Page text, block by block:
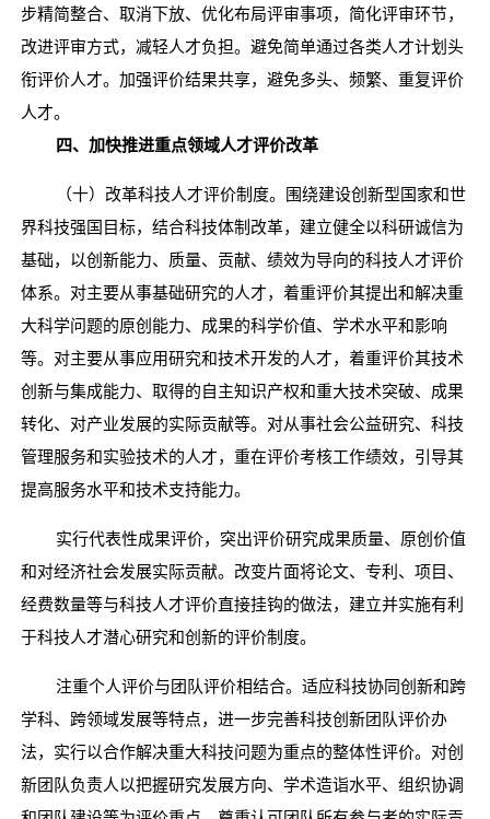
步精简整合、取消下放、优化布局评审事项，简化评审环节，
改进评审方式，减轻人才负担。避免简单通过各类人才计划头
衔评价人才。加强评价结果共享，避免多头、频繁、重复评价
人才。
四、加快推进重点领域人才评价改革
（十）改革科技人才评价制度。围绕建设创新型国家和世
界科技强国目标，结合科技体制改革，建立健全以科研诚信为
基础，以创新能力、质量、贡献、绩效为导向的科技人才评价
体系。对主要从事基础研究的人才，着重评价其提出和解决重
大科学问题的原创能力、成果的科学价值、学术水平和影响
等。对主要从事应用研究和技术开发的人才，着重评价其技术
创新与集成能力、取得的自主知识产权和重大技术突破、成果
转化、对产业发展的实际贡献等。对从事社会公益研究、科技
管理服务和实验技术的人才，重在评价考核工作绩效，引导其
提高服务水平和技术支持能力。
实行代表性成果评价，突出评价研究成果质量、原创价值
和对经济社会发展实际贡献。改变片面将论文、专利、项目、
经费数量等与科技人才评价直接挂钩的做法，建立并实施有利
于科技人才潜心研究和创新的评价制度。
注重个人评价与团队评价相结合。适应科技协同创新和跨
学科、跨领域发展等特点，进一步完善科技创新团队评价办
法，实行以合作解决重大科技问题为重点的整体性评价。对创
新团队负责人以把握研究发展方向、学术造诣水平、组织协调